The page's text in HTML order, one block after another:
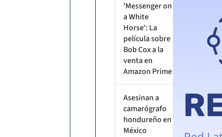
'Messenger on
a White
Horse': La
película sobre
Bob Cox a la
venta en
Amazon Prime
Asesinan a
camarógrafo
hondureño en
México